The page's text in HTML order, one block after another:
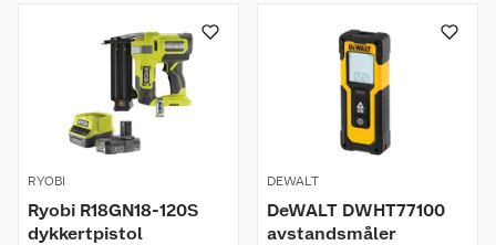
RYOBI
Ryobi R18GN18-120S
dykkertpistol
DEWALT
DeWALT DWHT77100
avstandsmåler